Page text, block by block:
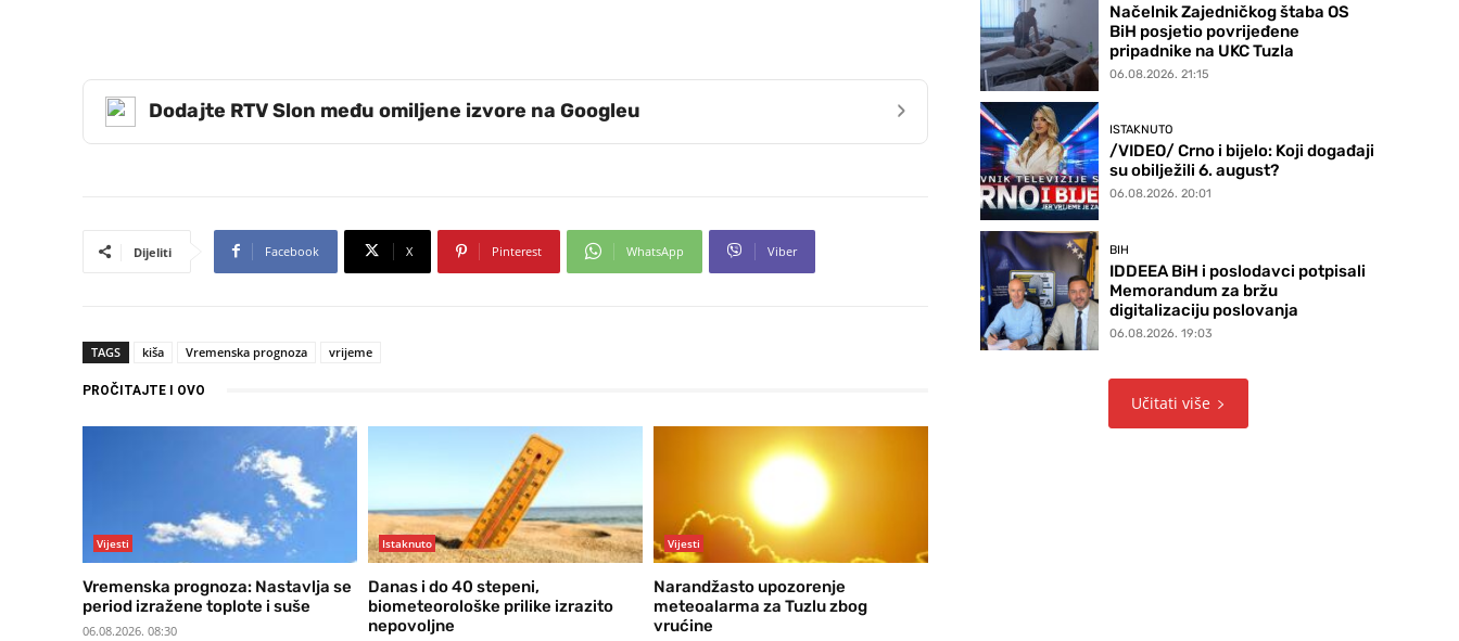
Dodajte RTV Slon među omiljene izvore na Googleu ›
Dijeliti Facebook X Pinterest WhatsApp Viber
TAGS kiša Vremenska prognoza vrijeme
PROČITAJTE I OVO
Vijesti
Vremenska prognoza: Nastavlja se
period izražene toplote i suše
06.08.2026. 08:30
Istaknuto
Danas i do 40 stepeni,
biometeorološke prilike izrazito
nepovoljne
Vijesti
Narandžasto upozorenje
meteoalarma za Tuzlu zbog
vrućine
Načelnik Zajedničkog štaba OS
BiH posjetio povrijeđene
pripadnike na UKC Tuzla
06.08.2026. 21:15
ISTAKNUTO
/VIDEO/ Crno i bijelo: Koji događaji
su obilježili 6. august?
06.08.2026. 20:01
BIH
IDDEEA BiH i poslodavci potpisali
Memorandum za bržu
digitalizaciju poslovanja
06.08.2026. 19:03
Učitati više